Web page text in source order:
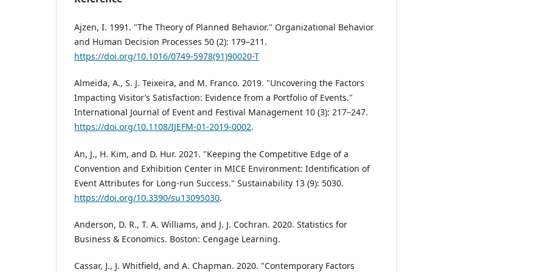
Ajzen, I. 1991. "The Theory of Planned Behavior." Organizational Behavior
and Human Decision Processes 50 (2): 179–211.
https://doi.org/10.1016/0749-5978(91)90020-T
Almeida, A., S. J. Teixeira, and M. Franco. 2019. "Uncovering the Factors
Impacting Visitor’s Satisfaction: Evidence from a Portfolio of Events."
International Journal of Event and Festival Management 10 (3): 217–247.
https://doi.org/10.1108/IJEFM-01-2019-0002.
An, J., H. Kim, and D. Hur. 2021. "Keeping the Competitive Edge of a
Convention and Exhibition Center in MICE Environment: Identification of
Event Attributes for Long-run Success." Sustainability 13 (9): 5030.
https://doi.org/10.3390/su13095030.
Anderson, D. R., T. A. Williams, and J. J. Cochran. 2020. Statistics for
Business & Economics. Boston: Cengage Learning.
Cassar, J., J. Whitfield, and A. Chapman. 2020. "Contemporary Factors